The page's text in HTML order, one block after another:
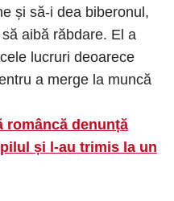
și să-i dea biberonul,
aibă răbdare. El a
lucruri deoarece
a merge la muncă
româncă denunță
și l-au trimis la un